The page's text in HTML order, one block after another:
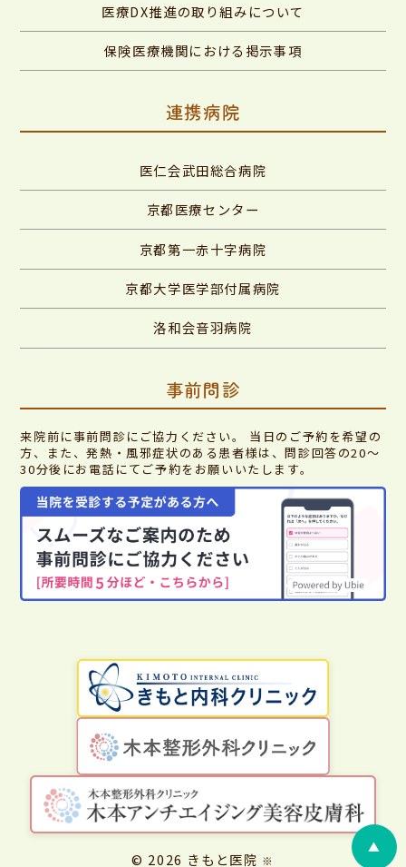
医療DX推進の取り組みについて
保険医療機関における掲示事項
連携病院
医仁会武田総合病院
京都医療センター
京都第一赤十字病院
京都大学医学部付属病院
洛和会音羽病院
事前問診
来院前に事前問診にご協力ください。 当日のご予約を希望の
方、また、発熱・風邪症状のある患者様は、問診回答の20～
30分後にお電話にてご予約をお願いいたします。
© 2026 きもと医院 ※
▲